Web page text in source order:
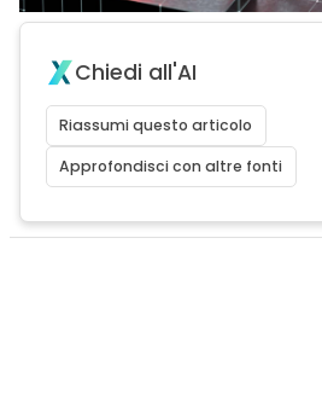
Chiedi all'AI
Riassumi questo articolo
Approfondisci con altre fonti